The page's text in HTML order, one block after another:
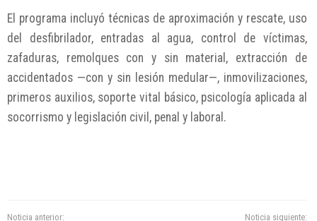
El programa incluyó técnicas de aproximación y rescate, uso
del desfibrilador, entradas al agua, control de víctimas,
zafaduras, remolques con y sin material, extracción de
accidentados —con y sin lesión medular—, inmovilizaciones,
primeros auxilios, soporte vital básico, psicología aplicada al
socorrismo y legislación civil, penal y laboral.
Noticia anterior: Noticia siguiente: